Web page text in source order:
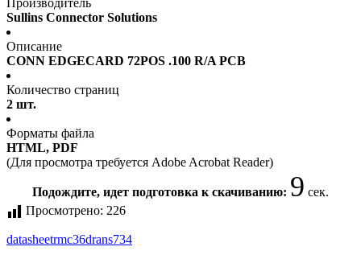
Производитель
Sullins Connector Solutions
Описание
CONN EDGECARD 72POS .100 R/A PCB
Количество страниц
2 шт.
Форматы файла
HTML, PDF
(Для просмотра требуется Adobe Acrobat Reader)
Подождите, идет подготовка к скачиванию: 9 сек.
Просмотрено: 226
datasheetrmc36drans734